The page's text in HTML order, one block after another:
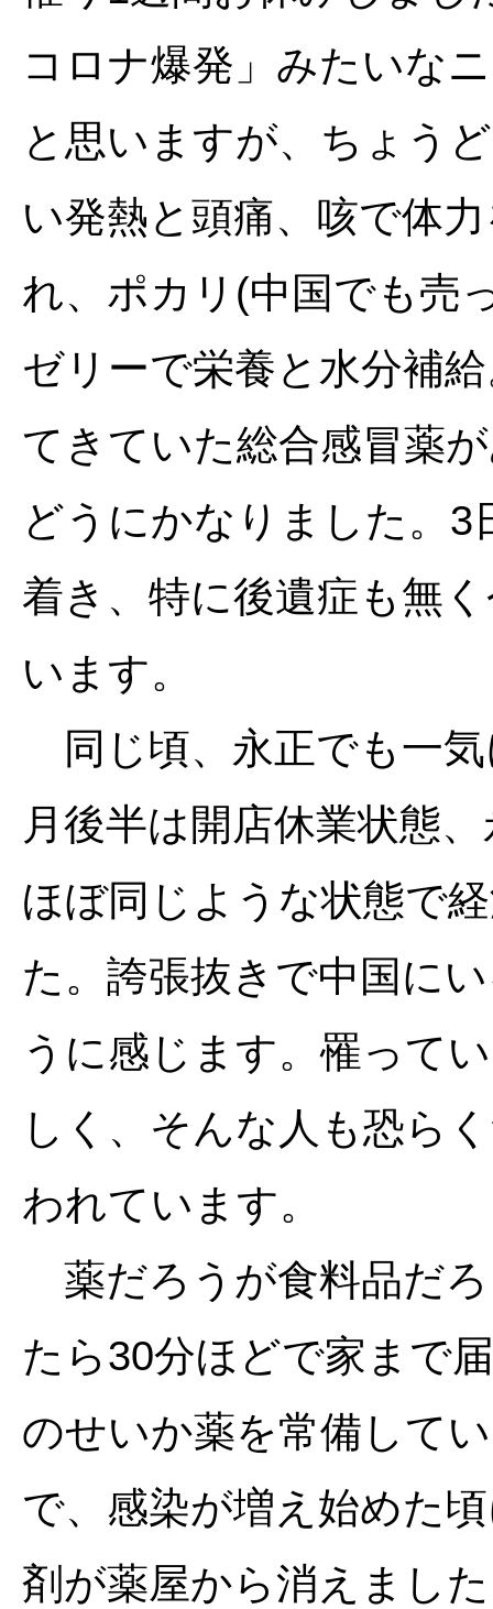
コロナ爆発」みたいな
と思いますが、ちょう
い発熱と頭痛、咳で体
れ、ポカリ(中国でも売
ゼリーで栄養と水分補
てきていた総合感冒薬
どうにかなりました。3
着き、特に後遺症も無
います。
同じ頃、永正でも一
月後半は開店休業状態
ほぼ同じような状態で
た。誇張抜きで中国に
うに感じます。罹って
しく、そんな人も恐ら
われています。
薬だろうが食料品だ
たら30分ほどで家まで
のせいか薬を常備して
で、感染が増え始めた
剤が薬屋から消えまし